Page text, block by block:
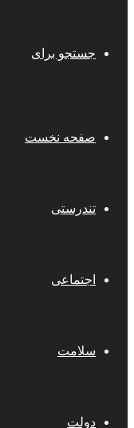
جستجو برای
صفحه نخست
تندرستی
اجتماعی
سلامت
دولت